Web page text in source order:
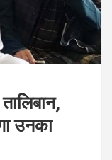
उनका